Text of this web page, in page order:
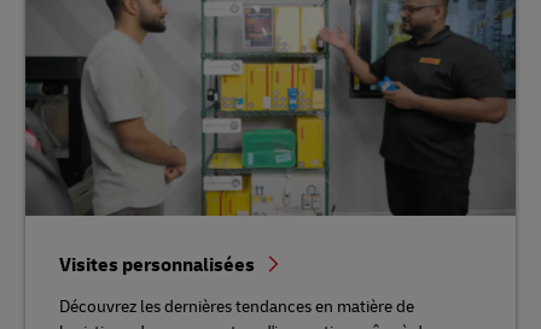
Visites personnalisées
Découvrez les dernières tendances en matière de